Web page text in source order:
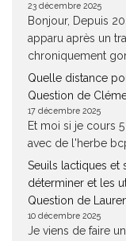
23 décembre 2025
Bonjour, Depuis
apparu après un
chroniquement
Quelle distance
Question de
17 décembre 2025
Et moi si je cours
avec de l'herbe
Seuils lactiques et
déterminer et les
Question de
10 décembre 2025
Je viens de faire